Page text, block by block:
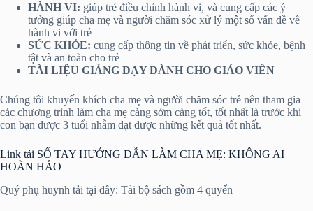
HÀNH VI: giúp trẻ điều chỉnh hành vi, và cung cấp các ý
tưởng giúp cha mẹ và người chăm sóc xử lý một số vấn đề về
hành vi với trẻ
SỨC KHỎE: cung cấp thông tin về phát triển, sức khỏe, bệnh
tật và an toàn cho trẻ
TÀI LIỆU GIẢNG DẠY DÀNH CHO GIÁO VIÊN
Chúng tôi khuyến khích cha mẹ và người chăm sóc trẻ nên tham gia
các chương trình làm cha mẹ càng sớm càng tốt, tốt nhất là trước khi
con bạn được 3 tuổi nhằm đạt được những kết quả tốt nhất.
Link tải SỔ TAY HƯỚNG DẪN LÀM CHA MẸ: KHÔNG AI
HOÀN HẢO
Quý phụ huynh tải tại đây: Tải bộ sách gồm 4 quyển